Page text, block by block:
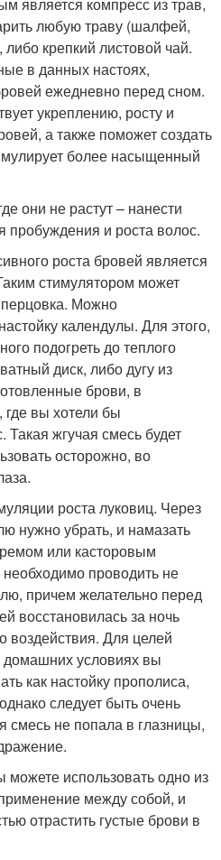
любую траву (шалфей,
крепкий листовой чай.
в данных настоях,
ежедневно перед сном.
укреплению, росту и
а также поможет создать
более насыщенный
они не растут – нанести
пробуждения и роста волос.
роста бровей является
стимулятором может
Можно
календулы. Для этого,
подогреть до теплого
диск, либо дугу из
брови, в
где вы хотели бы
Такая жгучая смесь будет
осторожно, во
роста луковиц. Через
нужно убрать, и намазать
или касторовым
проводить не
причем желательно перед
восстановилась за ночь
воздействия. Для целей
домашних условиях вы
как настойку прополиса,
следует быть очень
смесь не попала в глазницы,
использовать одно из
между собой, и
отрастить густые брови в